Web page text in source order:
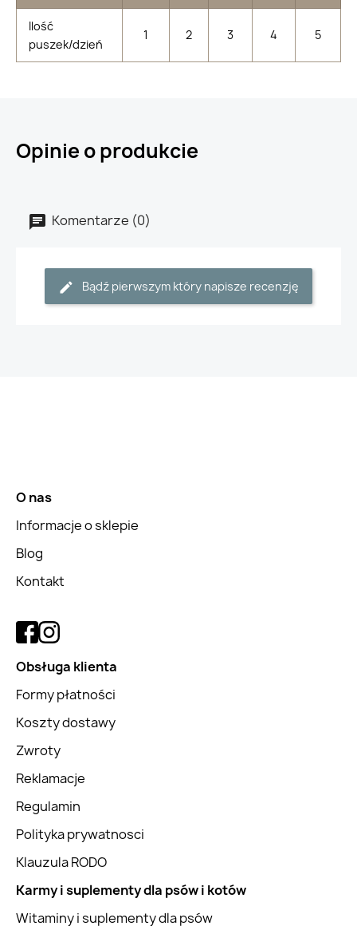
Ilość
puszek/dzień
1 2 3 4 5
Opinie o produkcie
Komentarze (0)
Bądź pierwszym który napisze recenzję
O nas
Informacje o sklepie
Blog
Kontakt
Obsługa klienta
Formy płatności
Koszty dostawy
Zwroty
Reklamacje
Regulamin
Polityka prywatnosci
Klauzula RODO
Karmy i suplementy dla psów i kotów
Witaminy i suplementy dla psów